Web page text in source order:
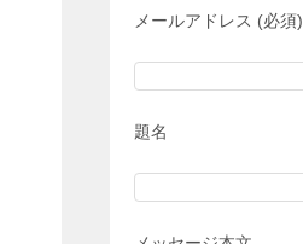
メールアドレス (必須)
題名